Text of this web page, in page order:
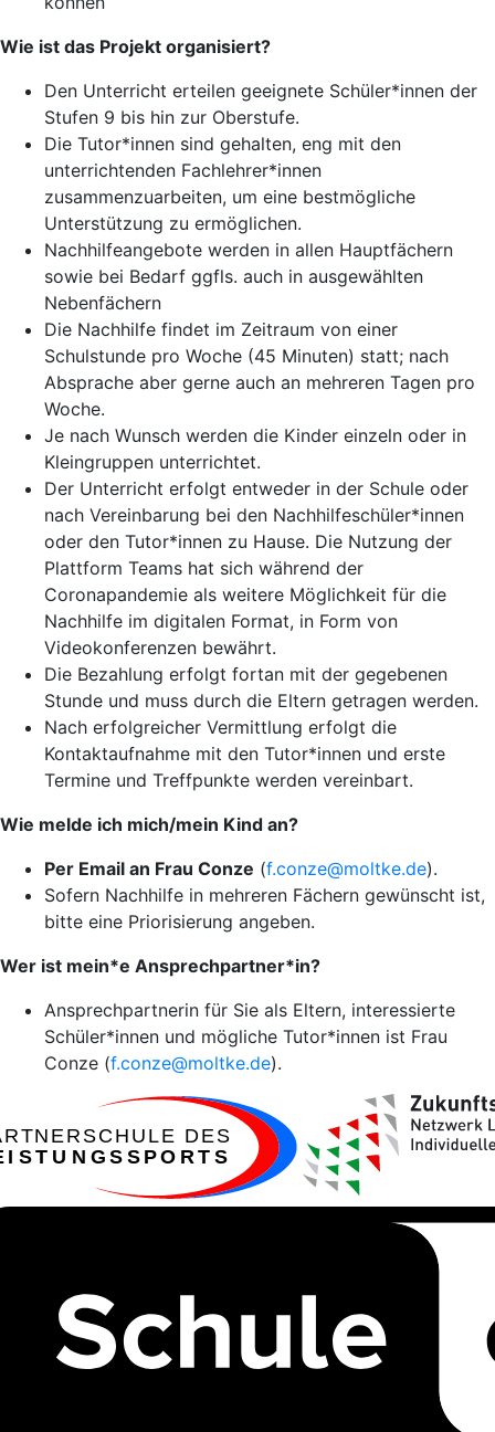
Wie ist das Projekt organisiert?
Den Unterricht erteilen geeignete Schüler*innen der
Stufen 9 bis hin zur Oberstufe.
Die Tutor*innen sind gehalten, eng mit den
unterrichtenden Fachlehrer*innen
zusammenzuarbeiten, um eine bestmögliche
Unterstützung zu ermöglichen.
Nachhilfeangebote werden in allen Hauptfächern
sowie bei Bedarf ggfls. auch in ausgewählten
Nebenfächern
Die Nachhilfe findet im Zeitraum von einer
Schulstunde pro Woche (45 Minuten) statt; nach
Absprache aber gerne auch an mehreren Tagen pro
Woche.
Je nach Wunsch werden die Kinder einzeln oder in
Kleingruppen unterrichtet.
Der Unterricht erfolgt entweder in der Schule oder
nach Vereinbarung bei den Nachhilfeschüler*innen
oder den Tutor*innen zu Hause. Die Nutzung der
Plattform Teams hat sich während der
Coronapandemie als weitere Möglichkeit für die
Nachhilfe im digitalen Format, in Form von
Videokonferenzen bewährt.
Die Bezahlung erfolgt fortan mit der gegebenen
Stunde und muss durch die Eltern getragen werden.
Nach erfolgreicher Vermittlung erfolgt die
Kontaktaufnahme mit den Tutor*innen und erste
Termine und Treffpunkte werden vereinbart.
Wie melde ich mich/mein Kind an?
Per Email an Frau Conze (f.conze@moltke.de).
Sofern Nachhilfe in mehreren Fächern gewünscht ist,
bitte eine Priorisierung angeben.
Wer ist mein*e Ansprechpartner*in?
Ansprechpartnerin für Sie als Eltern, interessierte
Schüler*innen und mögliche Tutor*innen ist Frau
Conze (f.conze@moltke.de).
ARTNERSCHULE DES
EISTUNGSSPORTS